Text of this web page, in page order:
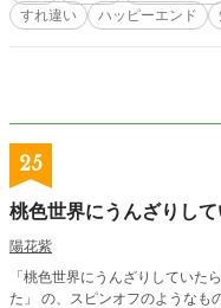
すれ違い
ハッピーエンド
25
桃色世界にうんざりし
陽花紫
「桃色世界にうんざりしていた
た」 の、スピンオフのようなものです。 ムーンライトノベルズにも掲載中で